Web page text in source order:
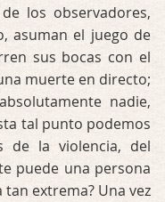
los observadores,
asuman el juego de
sus bocas con el
muerte en directo;
nadie,
tal punto podemos
de la violencia, del
puede una persona
extrema? Una vez